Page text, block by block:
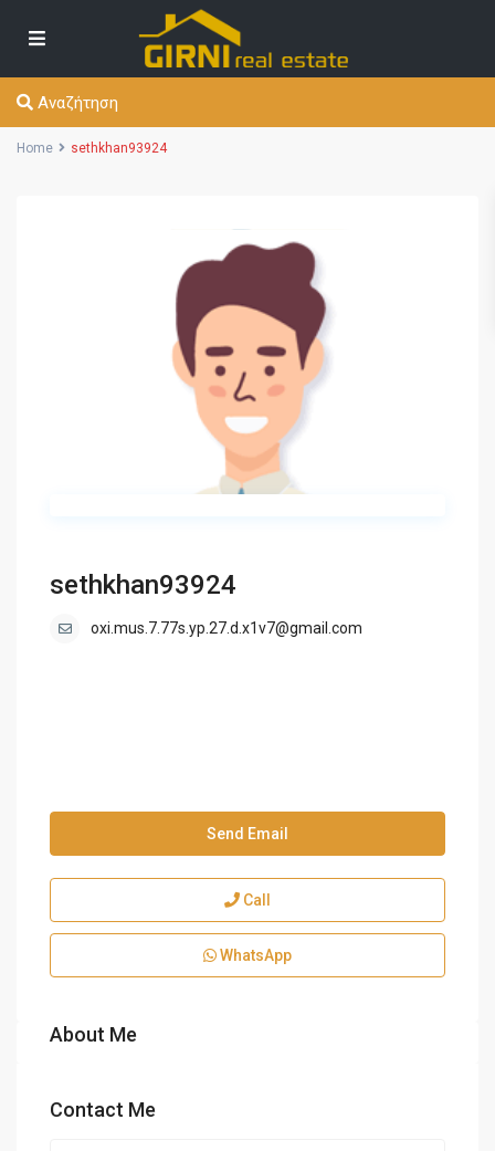
Αναζήτηση
Home sethkhan93924
sethkhan93924
oxi.mus.7.77s.yp.27.d.x1v7@gmail.com
Send Email
Call
WhatsApp
About Me
Contact Me